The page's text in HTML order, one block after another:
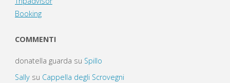
Booking
COMMENTI
donatella guarda su Spillo
Sallysu Cappella degli Scrovegni